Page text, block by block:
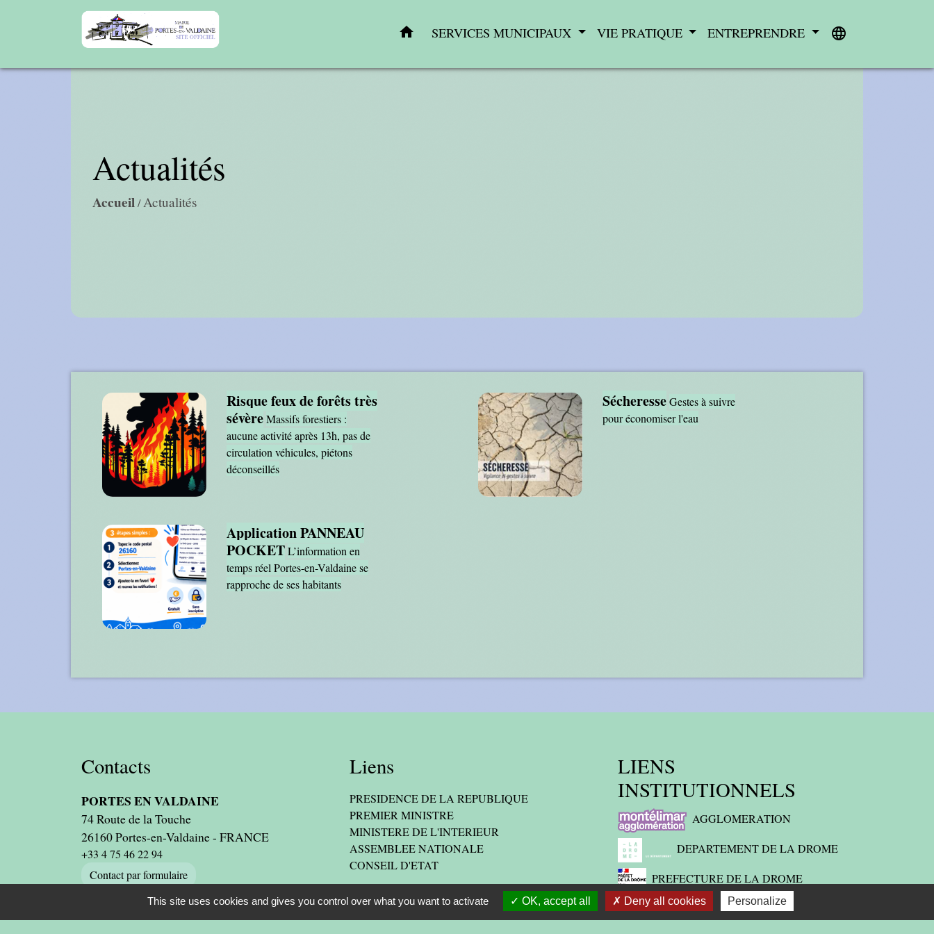
home SERVICES MUNICIPAUX VIE PRATIQUE ENTREPRENDRE language
Actualités
Accueil/Actualités
Risque feux de forêts très
sévèreMassifs forestiers :
aucune activité après 13h, pas de
circulation véhicules, piétons
déconseillés
SécheresseGestes à suivre
pour économiser l'eau
Application PANNEAU
POCKETL’information en
temps réel Portes-en-Valdaine se
rapproche de ses habitants
Contacts
PORTES EN VALDAINE
74 Route de la Touche
26160 Portes-en-Valdaine - FRANCE
+33 4 75 46 22 94
Contact par formulaire
Liens
PRESIDENCE DE LA REPUBLIQUE
PREMIER MINISTRE
MINISTERE DE L'INTERIEUR
ASSEMBLEE NATIONALE
CONSEIL D'ETAT
LIENS
INSTITUTIONNELS
AGGLOMERATION
DEPARTEMENT DE LA DROME
PREFECTURE DE LA DROME
REGION
This site uses cookies and gives you control over what you want to activate OK, accept all Deny all cookies Personalize